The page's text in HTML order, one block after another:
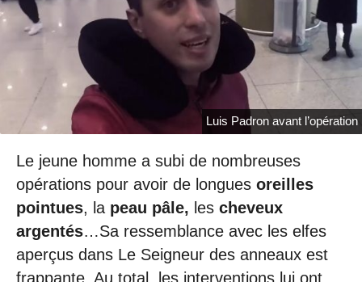
Luis Padron avant l’opération
Le jeune homme a subi de nombreuses
opérations pour avoir de longues oreilles
pointues, la peau pâle, les cheveux
argentés…Sa ressemblance avec les elfes
aperçus dans Le Seigneur des anneaux est
frappante. Au total, les interventions lui ont